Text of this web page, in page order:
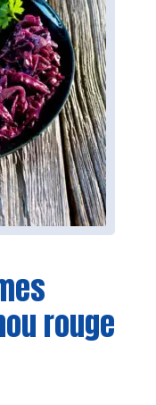
rouge